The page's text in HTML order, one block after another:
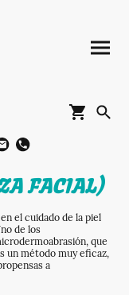
FACIAL)
el cuidado de la piel
de los
que
un método muy eficaz,
a